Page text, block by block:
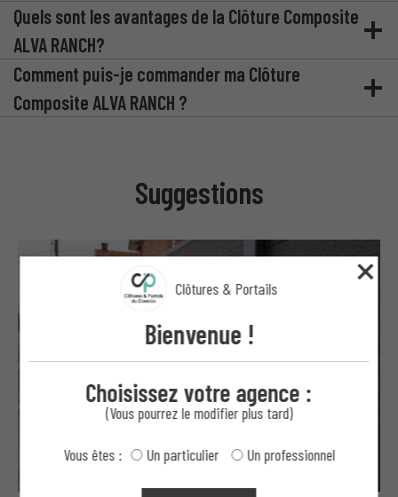
Quels sont les avantages de la Clôture Composite
ALVA RANCH?
Comment puis-je commander ma Clôture
Composite ALVA RANCH ?
Suggestions
Clôtures & Portails
Bienvenue !
Choisissez votre agence :
(Vous pourrez le modifier plus tard)
Vous êtes : Un particulier Un professionnel